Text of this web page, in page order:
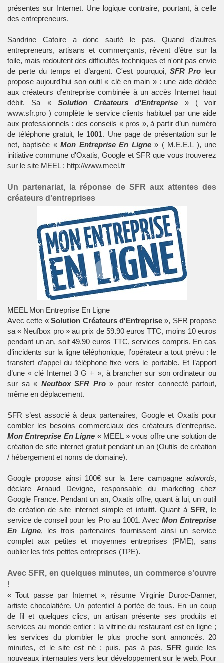
présentes sur Internet. Une logique contraire, pourtant, à celle
des entrepreneurs.
Sandrine Catoire a donc sauté le pas. Quand d’autres
entrepreneurs, artisans et commerçants, rêvent d’être sur la
toile, mais redoutent des difficultés techniques et n'ont pas envie
de perte du temps et d’argent. C'est pourquoi, SFR Proleur
propose aujourd’hui son outil « clé en main » : une aide dédiée
aux créateurs d’entreprise combinée à un accès Internet haut
débit. Sa « Solution Créateurs d’Entreprise » ( voir
www.sfr.pro ) complète le service clients habituel par une aide
aux professionnels : des conseils « pros », à partir d’un numéro
de téléphone gratuit, le 1001. Une page de présentation sur le
net, baptisée «Mon Entreprise En Ligne» ( M.E.E.L ), une
initiative commune d'Oxatis, Google et SFR que vous trouverez
sur le site MEEL : http://www.meel.fr
Un partenariat, la réponse de SFR aux attentes des
créateurs d’entreprises
MEEL Mon Entreprise En Ligne
Avec cette «Solution Créateurs d'Entreprise», SFR propose
sa « Neufbox pro» au prix de 59.90 euros TTC, moins 10 euros
pendant un an, soit 49.90 euros TTC, services compris. En cas
d’incidents sur la ligne téléphonique, l’opérateur a tout prévu : le
transfert d’appel du téléphone fixe vers le portable. Et l’apport
d’une « clé Internet 3 G + », à brancher sur son ordinateur ou
sur sa « Neufbox SFR Pro» pour rester connecté partout,
même en déplacement.
SFR s’est associé à deux partenaires, Googleet Oxatis pour
combler les besoins commerciaux des créateurs d’entreprise.
Mon Entreprise En Ligne « MEEL » vous offre une solution de
création de site internet gratuit pendant un an (Outils de création
/ hébergement et noms de domaine).
Google propose ainsi 100€ sur la 1ere campagne adwords,
déclare Arnaud Devigne, responsable du marketing chez
Google France. Pendant un an, Oxatis offre, quant à lui, un outil
de création de site internet simple et intuitif. Quant àSFR, le
service de conseil pour les Pro au 1001. AvecMon Entreprise
En Ligne, les trois partenaires fournissent ainsi un service
complet aux petites et moyennes entreprises (PME), sans
oublier les très petites entreprises (TPE).
Avec SFR, en quelques minutes, un commerce s’ouvre
!
« Tout passe par Internet », résume Virginie Duroc-Danner,
artiste chocolatière. Un potentiel à portée de tous. En un coup
de fil et quelques clics, un artisan présente ses produits et
services au monde entier : la vitrine du restaurant est en ligne ;
les services du plombier le plus proche sont annoncés. 20
minutes, et le site est né ; puis, pas à pas,SFR guide les
nouveaux internautes vers leur développement sur le web. Pour